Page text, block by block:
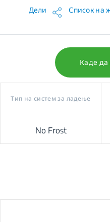
Дели Список на
Каде да
Тип на систем за ладење
No Frost